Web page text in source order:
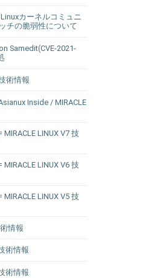
カーネルコミュニ
チの脆弱性について
Samedit(CVE-2021-
術情報
Inside / MIRACLE
MIRACLE LINUX V7 技
MIRACLE LINUX V6 技
MIRACLE LINUX V5 技
情報
術情報
術情報